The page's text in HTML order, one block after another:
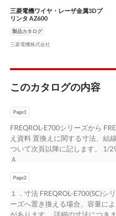
三菱電機ワイヤ・レーザ金属3Dプ
リンタ AZ600
製品カタログ
三菱電機株式会社
このカタログの内容
Page1
FREQROL-E700シリーズから
え資料 置換えに関する寸法、結
ついて次頁以降に記します。 1/
Ａ
Page2
１．寸法 FREQROL-E700(SC)シ
ーズへ置き換える場合、容量に
があります。 詳細の寸法につき